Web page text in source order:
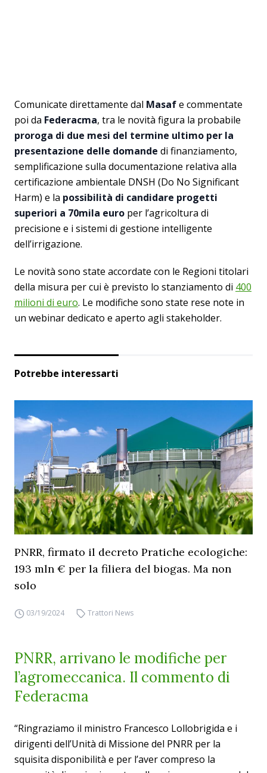
Comunicate direttamente dal Masafe commentate
poi da Federacma, tra le novità figura la probabile
proroga di due mesi del termine ultimo per la
presentazione delle domande di finanziamento,
semplificazione sulla documentazione relativa alla
certificazione ambientale DNSH (Do No Significant
Harm) e la possibilità di candidare progetti
superiori a 70mila euro per l’agricoltura di
precisione e i sistemi di gestione intelligente
dell’irrigazione.
Le novità sono state accordate con le Regioni titolari
della misura per cui è previsto lo stanziamento di 400
milioni di euro. Le modifiche sono state rese note in
un webinar dedicato e aperto agli stakeholder.
Potrebbe interessarti
PNRR, firmato il decreto Pratiche ecologiche:
193 mln € per la filiera del biogas. Ma non
solo
03/19/2024 Trattori News
PNRR, arrivano le modifiche per
l’agromeccanica. Il commento di
Federacma
“Ringraziamo il ministro Francesco Lollobrigida e i
dirigenti dell’Unità di Missione del PNRR per la
squisita disponibilità e per l’aver compreso la